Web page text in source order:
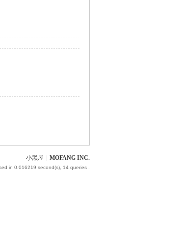
小黑屋 MOFANG INC.
in 0.016219 second(s), 14 queries .